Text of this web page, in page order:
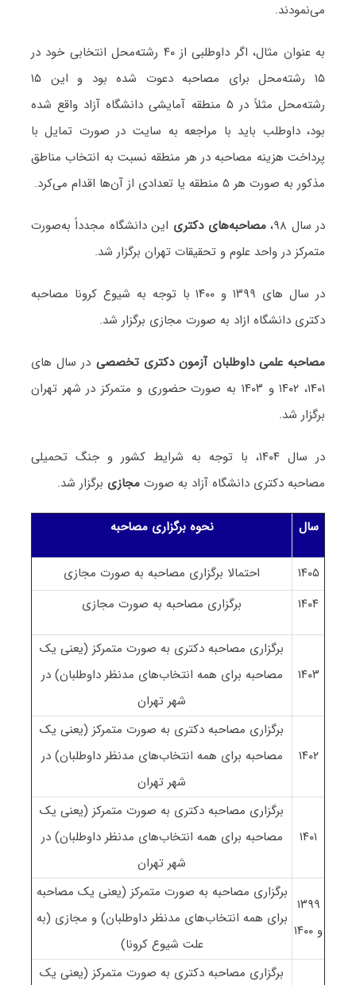
می‌نمودند.
به عنوان مثال، اگر داوطلبی از ۴۰ رشته‌محل انتخابی خود در
۱۵ رشته‌محل برای مصاحبه دعوت شده بود و این ۱۵
رشته‌محل مثلاً در ۵ منطقه آمایشی دانشگاه آزاد واقع شده
بود، داوطلب باید با مراجعه به سایت در صورت تمایل با
پرداخت هزینه مصاحبه در هر منطقه نسبت به انتخاب مناطق
مذکور به صورت هر ۵ منطقه یا تعدادی از آن‌ها اقدام می‌کرد.
در سال ۹۸، مصاحبه‌های دکتری این دانشگاه مجدداً به‌صورت
متمرکز در واحد علوم و تحقیقات تهران برگزار شد.
در سال های ۱۳۹۹ و ۱۴۰۰ با توجه به شیوع کرونا مصاحبه
دکتری دانشگاه‌ ازاد به صورت مجازی برگزار شد.
مصاحبه علمی داوطلبان آزمون دکتری تخصصی در سال های
۱۴۰۱، ۱۴۰۲ و ۱۴۰۳ به صورت حضوری و متمرکز در شهر تهران
برگزار شد.
در سال ۱۴۰۴، با توجه به شرایط کشور و جنگ تحمیلی
مصاحبه دکتری دانشگاه آزاد به صورت مجازی برگزار شد.
سال نحوه برگزاری مصاحبه
۱۴۰۵
احتمالا برگزاری مصاحبه به صورت مجازی
۱۴۰۴
برگزاری مصاحبه به صورت مجازی
۱۴۰۳
برگزاری مصاحبه دکتری به صورت متمرکز (یعنی یک
مصاحبه برای همه انتخاب‌های مدنظر داوطلبان) در
شهر تهران
۱۴۰۲
برگزاری مصاحبه دکتری به صورت متمرکز (یعنی یک
مصاحبه برای همه انتخاب‌های مدنظر داوطلبان) در
شهر تهران
۱۴۰۱
برگزاری مصاحبه دکتری به صورت متمرکز (یعنی یک
مصاحبه برای همه انتخاب‌های مدنظر داوطلبان) در
شهر تهران
۱۳۹۹
و ۱۴۰۰
برگزاری مصاحبه به صورت متمرکز (یعنی یک مصاحبه
برای همه انتخاب‌های مدنظر داوطلبان) و مجازی (به
علت شیوع کرونا)
برگزاری مصاحبه دکتری به صورت متمرکز (یعنی یک